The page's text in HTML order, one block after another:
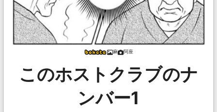
麻 阿座
このホストクラブのナ
ンバー1